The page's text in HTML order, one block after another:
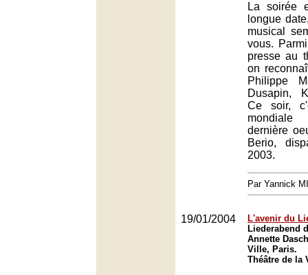
La soirée
longue
musical
vous.
presse au
on
Philippe
Dusapin,
Ce soir,
dernière
Berio,
2003.
Par Yannick
19/01/2004
L'avenir du
Liederabend
Annette
Ville, Paris.
Théâtre de la